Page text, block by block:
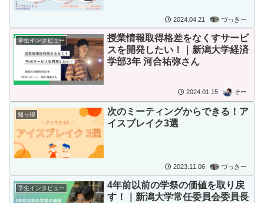
2024.04.21 づっきー
学生インタビュー
授業情報取得格差をなくすサービ
スを開発したい！｜新潟大学経済
学部3年 河合祐弥さん
2024.01.15 そー
知っ得
次のミーティングからできる！ア
イスブレイク3選
2023.11.06 づっきー
学生インタビュー
4年前以前の学祭の価値を取り戻
す！｜新潟大学常任委員会委員長